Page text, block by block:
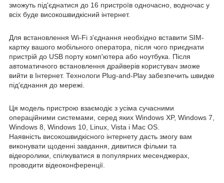
зможуть під'єднатися до 16 пристроїв одночасно, водночас у
всіх буде високошвидкісний інтернет.
Для встановлення Wi-Fi з'єднання необхідно вставити SIM-
картку вашого мобільного оператора, після чого приєднати
пристрій до USB порту комп'ютера або ноутбука. Після
автоматичного встановлення драйверів користувач зможе
вийти в Інтернет. Технологи Plug-and-Play забезпечить швидке
під'єднання до мережі.
Ця модель пристрою взаємодіє з усіма сучасними
операційними системами, серед яких Windows XP, Windows 7,
Windows 8, Windows 10, Linux, Vista і Mac OS.
Наявність високошвидкісного інтернету дасть змогу вам
виконувати щоденні завдання, дивитися фільми та
відеоролики, спілкуватися в популярних месенджерах,
проводити відеоконференції.